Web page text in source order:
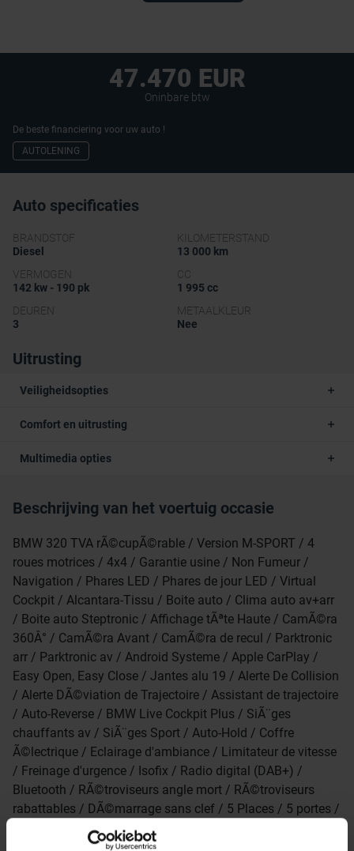
47.470 EUR
Oninbare btw
De beste financiering voor uw auto !
AUTOLENING
Auto specificaties
BRANDSTOF
Diesel
KILOMETERSTAND
13 000 km
VERMOGEN
142 kw - 190 pk
CC
1 995 cc
DEUREN
3
METAALKLEUR
Nee
Uitrusting
Veiligheidsopties
Comfort en uitrusting
Multimedia opties
Beschrijving van het voertuig occasie
BMW 320 TVA rÃ©cupÃ©rable / Version M-SPORT / 4
roues motrices / 4x4 / Garantie usine / Non Fumeur /
Navigation / Phares LED / Phares de jour LED / Virtual
Cockpit / Alcantara-Tissu / Boite auto / Clima auto av+arr
/ Boite auto Steptronic / Affichage tÃªte Haute / CamÃ©ra
360Â° / CamÃ©ra Avant / CamÃ©ra de recul / Parktronic
arr / Parktronic av / Android Systeme / Apple CarPlay /
Easy Open, Easy Close / Jantes alu 19 / Alerte De Collision
/ Alerte DÃ©viation de Trajectoire / Assistant de trajectoire
/ Auto-Reverse / BMW Live Cockpit Plus / SiÃ¨ges
chauffants av / SiÃ¨ges Sport / Auto-Hold / Coffre
Ã©lectrique / Eclairage d'ambiance / Limitateur de vitesse
/ Freinage d'urgence / Isofix / Radio digital (DAB+) /
Bluetooth / RÃ©troviseurs angle mort / RÃ©troviseurs
rabattables / DÃ©marrage sans clef / 5 Places / 5 portes /
ABS / Accoudoir / Airbags / Anticarjacking / Appel SOS /
Appuie-tete arr / Capteur lumiÃ¨re / Capteur pluie / Carnet